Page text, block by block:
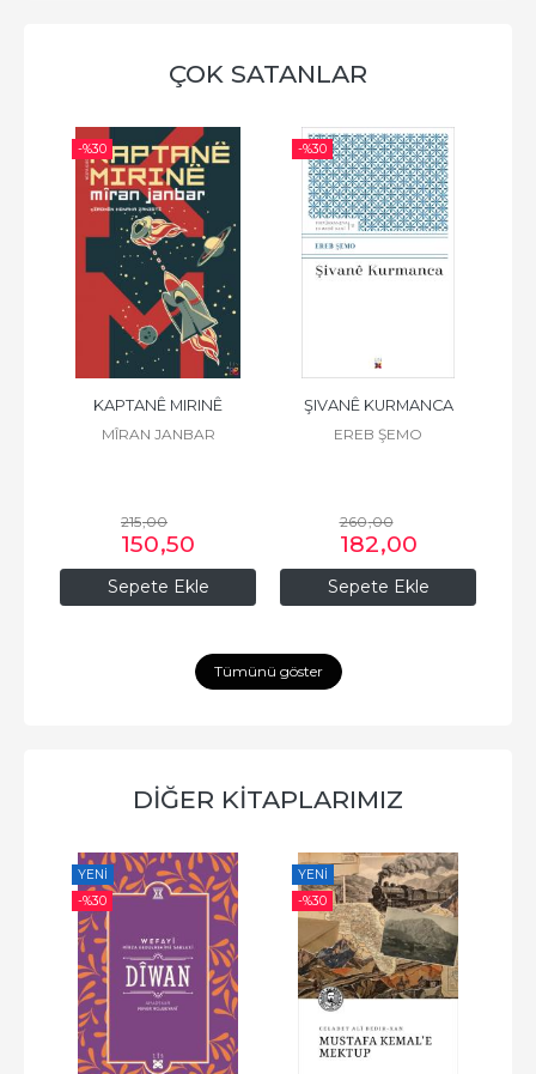
ÇOK SATANLAR
-%30
Sepete Ekle
KAPTANÊ MIRINÊ
MÎRAN JANBAR
215,00
150,50
-%30
Sepete Ekle
ŞIVANÊ KURMANCA
EREB ŞEMO
260,00
182,00
Tümünü göster
DİĞER KİTAPLARIMIZ
YENI
-%30
YENI
-%30